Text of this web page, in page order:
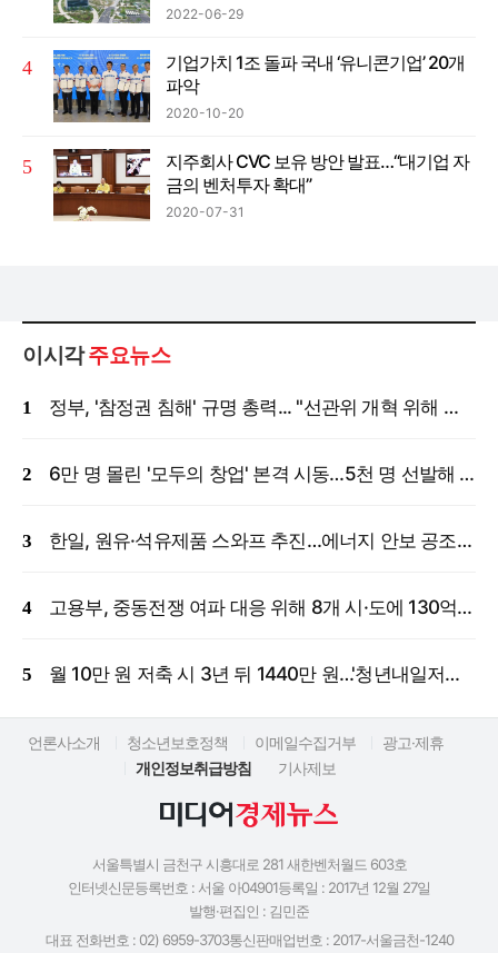
2022-06-29
기업가치 1조 돌파 국내 ‘유니콘기업’ 20개
파악
2020-10-20
지주회사 CVC 보유 방안 발표…“대기업 자
금의 벤처투자 확대”
2020-07-31
이시각주요뉴스
정부, '참정권 침해' 규명 총력... "선관위 개혁 위해 국정조사 등 모든 조치"
6만 명 몰린 '모두의 창업' 본격 시동…5천 명 선발해 밀착 지원
한일, 원유·석유제품 스와프 추진…에너지 안보 공조 강화
고용부, 중동전쟁 여파 대응 위해 8개 시·도에 130억 원 긴급 투입
월 10만 원 저축 시 3년 뒤 1440만 원…'청년내일저축계좌' 신규 모집
언론사소개 청소년보호정책 이메일수집거부
광고·제휴
개인정보취급방침
기사제보
서울특별시 금천구 시흥대로 281 새한벤처월드 603호
인터넷신문등록번호 : 서울 아04901등록일 : 2017년 12월 27일
발행·편집인 : 김민준
대표 전화번호 : 02) 6959-3703통신판매업번호 : 2017-서울금천-1240